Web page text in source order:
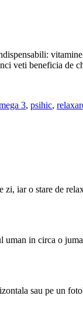
veti beneficia de
3, psihic,
iar o stare de
uman in circa o
sau pe un